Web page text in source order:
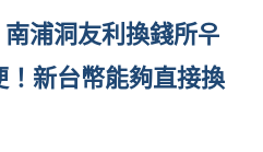
浦洞友利換錢所우
！新台幣能夠直接換